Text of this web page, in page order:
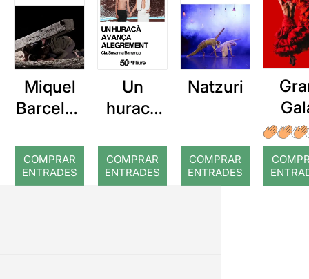
Miquel
Barcelon
COMPRAR
ENTRADES
Un
huracà
alegrem
ent
COMPRAR
ENTRADES
Natzuri
COMPRAR
ENTRADES
o